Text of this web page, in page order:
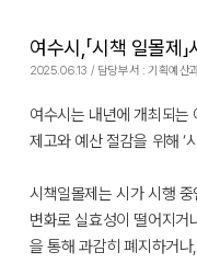
여수시,「시책 일몰제
2025.06.13 / 담당부서 : 기획예
여수시는 내년에 개최되는
제고와 예산 절감을 위해 ‘
시책일몰제는 시가 시행
변화로 실효성이 떨어지거
을 통해 과감히 폐지하거